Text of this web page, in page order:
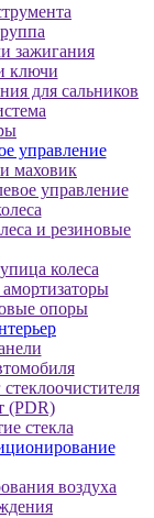
зажигания
ключи
для сальников
управление
маховик
управление
и резиновые
колеса
опоры
(PDR)
стекла
воздуха